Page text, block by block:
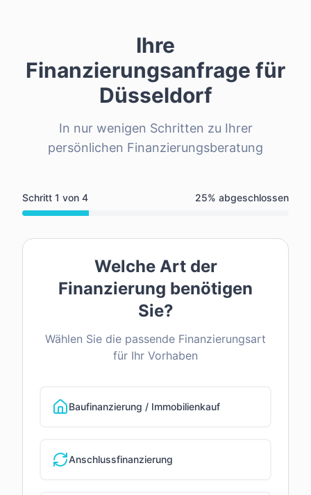
Ihre
Finanzierungsanfrage für
Düsseldorf
In nur wenigen Schritten zu Ihrer
persönlichen Finanzierungsberatung
Schritt 1 von 4 25% abgeschlossen
Welche Art der
Finanzierung benötigen
Sie?
Wählen Sie die passende Finanzierungsart
für Ihr Vorhaben
Baufinanzierung / Immobilienkauf
Anschlussfinanzierung